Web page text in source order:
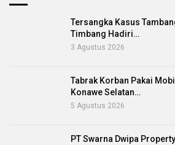
Tersangka Kasus
Timbang Hadiri…
3 Agustus 2026
Tabrak Korban Pakai
Konawe Selatan…
5 Agustus 2026
PT Swarna Dwipa